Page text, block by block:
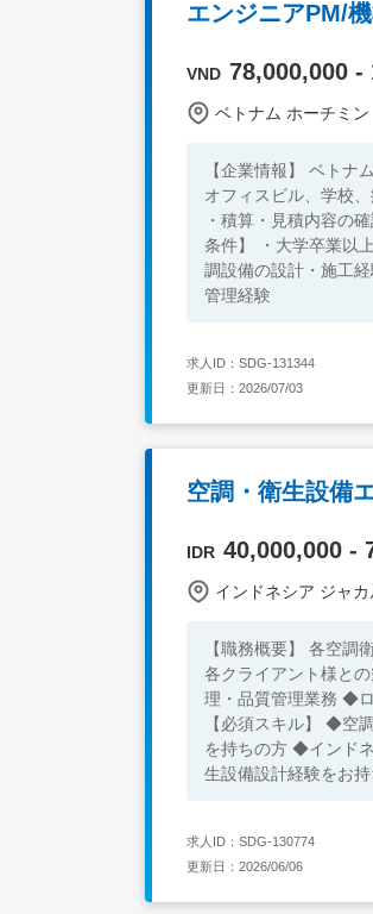
エンジニアPM/
VND 78,000,000 -
ベトナム ホーチミン
【企業情報】 ベトナム
オフィスビル、学校
・積算・見積内容の確
条件】 ・大学卒業以上 ・
調設備の設計・施工
管理経験
求人ID：SDG-131344
更新日：2026/07/03
空調・衛生設備
IDR 40,000,000 -
インドネシア ジャカ
【職務概要】 各空
各クライアント様と
理・品質管理業務 ◆
【必須スキル】 ◆空
を持ちの方 ◆インド
生設備設計経験をお
求人ID：SDG-130774
更新日：2026/06/06